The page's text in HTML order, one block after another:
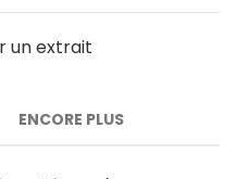
un extrait
ENCORE PLUS